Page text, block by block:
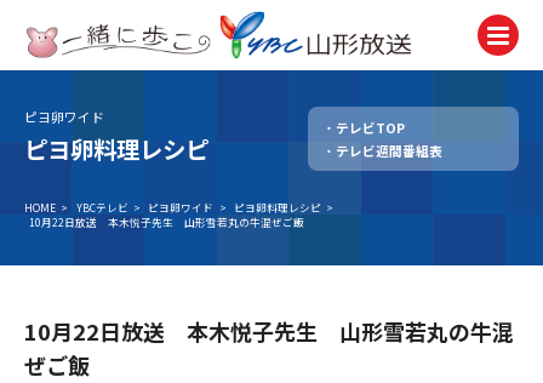
テレビ
TV
ラジオ
Radio
ピヨ卵ワイド
ピヨ卵料理レシピ
テレビTOP
テレビ週間番組表
HOME > YBCテレビ > ピヨ卵ワイド > ピヨ卵料理レシピ >
10月22日放送 本木悦子先生 山形雪若丸の牛混ぜご飯
10月22日放送 本木悦子先生 山形雪若丸の牛混
ぜご飯